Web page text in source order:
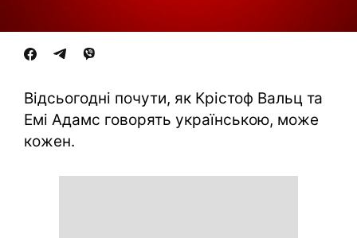
Відсьогодні почути, як Крістоф Вальц та
Емі Адамс говорять українською, може
кожен.